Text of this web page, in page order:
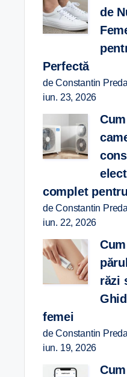
de
Perfectă
de Constantin Preda
iun. 23, 2026
complet
de Constantin Preda
iun. 22, 2026
răzi
femei
de Constantin Preda
iun. 19, 2026